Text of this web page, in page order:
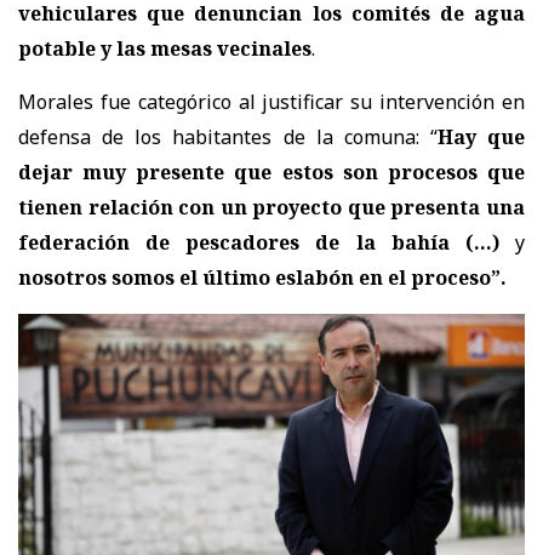
vehiculares que denuncian los comités de agua
potable y las mesas vecinales.
Morales fue categórico al justificar su intervención en
defensa de los habitantes de la comuna: “Hay que
dejar muy presente que estos son procesos que
tienen relación con un proyecto que presenta una
federación de pescadores de la bahía (…)y
nosotros somos el último eslabón en el proceso”.